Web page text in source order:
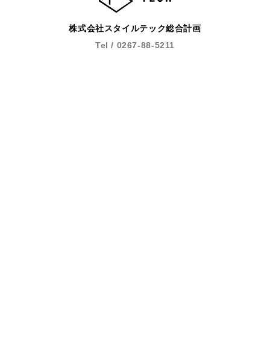
株式会社スタイルテック総合計画
Tel / 0267-88-5211